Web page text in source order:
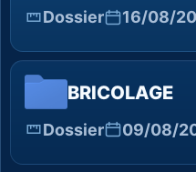
Dossier 16/08/
BRICOLAGE
Dossier 09/08/